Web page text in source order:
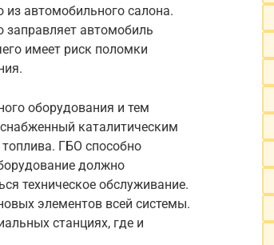
автомобильного салона.
заправляет автомобиль
имеет риск поломки
оборудования и тем
каталитическим
ГБО способно
должно
техническое обслуживание.
элементов всей системы.
станциях, где и